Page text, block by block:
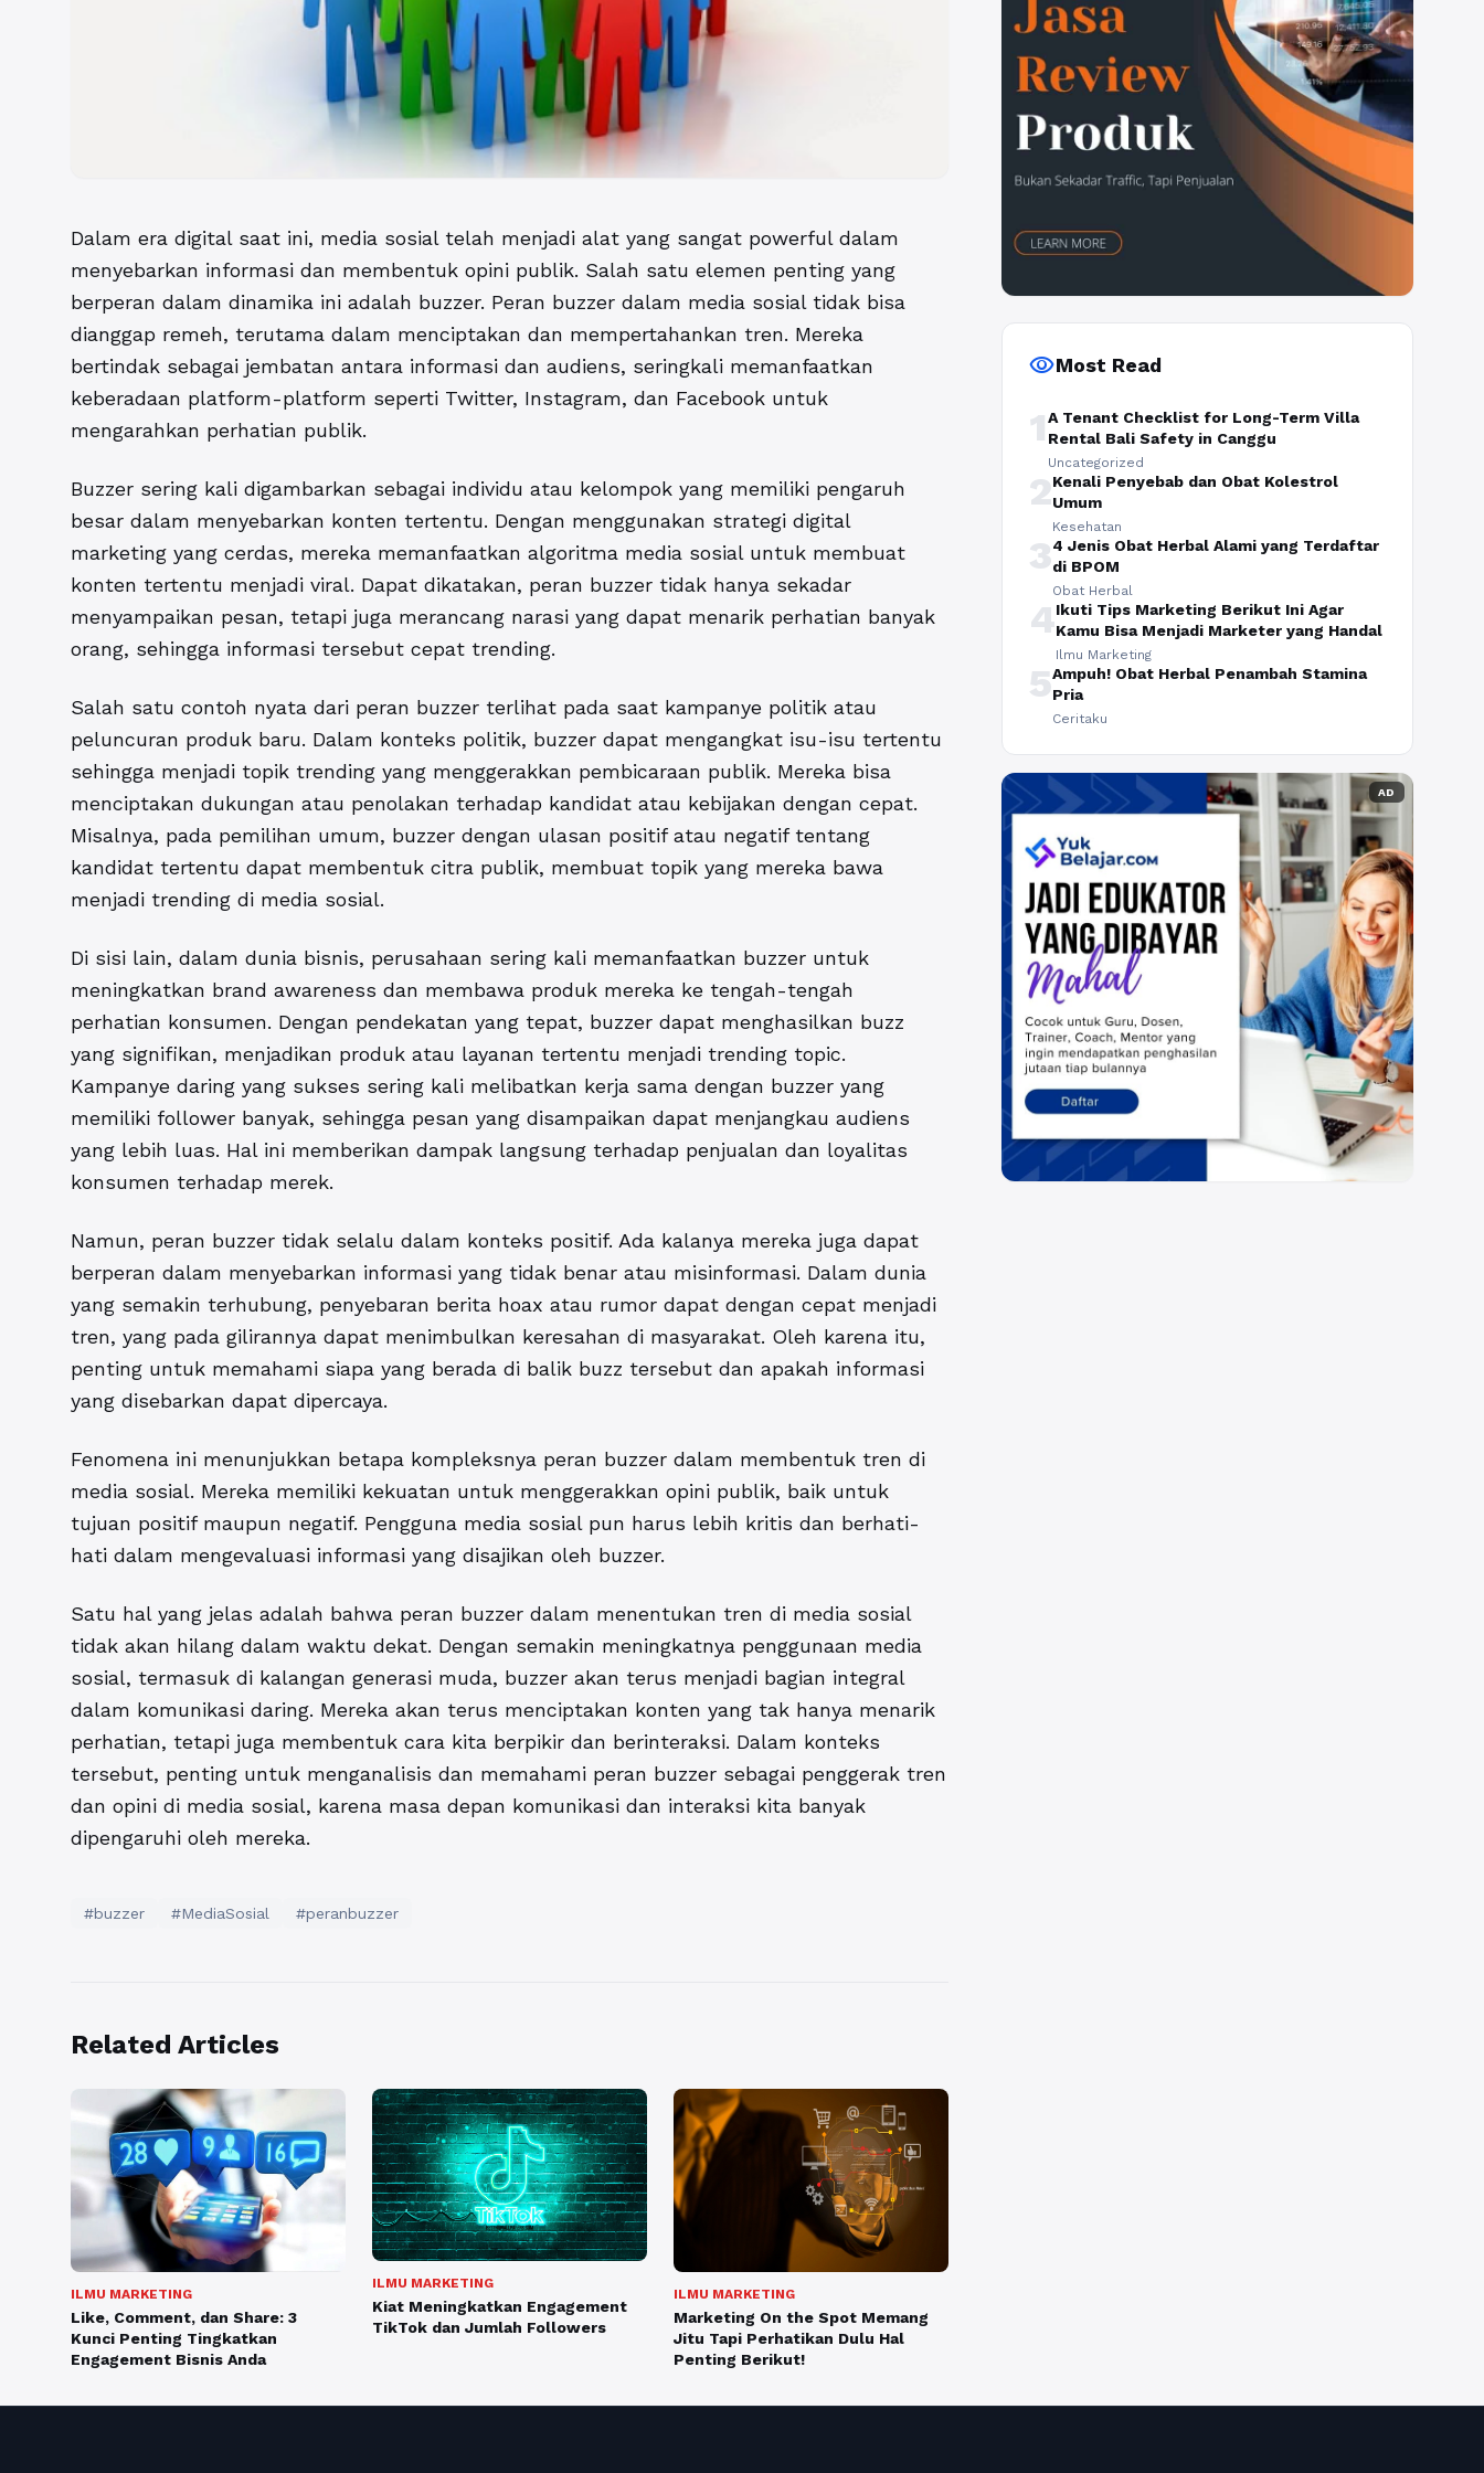
Dalam era digital saat ini, media sosial telah menjadi alat yang sangat powerful dalam
menyebarkan informasi dan membentuk opini publik. Salah satu elemen penting yang
berperan dalam dinamika ini adalah buzzer. Peran buzzer dalam media sosial tidak bisa
dianggap remeh, terutama dalam menciptakan dan mempertahankan tren. Mereka
bertindak sebagai jembatan antara informasi dan audiens, seringkali memanfaatkan
keberadaan platform-platform seperti Twitter, Instagram, dan Facebook untuk
mengarahkan perhatian publik.
Buzzer sering kali digambarkan sebagai individu atau kelompok yang memiliki pengaruh
besar dalam menyebarkan konten tertentu. Dengan menggunakan strategi digital
marketing yang cerdas, mereka memanfaatkan algoritma media sosial untuk membuat
konten tertentu menjadi viral. Dapat dikatakan, peran buzzer tidak hanya sekadar
menyampaikan pesan, tetapi juga merancang narasi yang dapat menarik perhatian banyak
orang, sehingga informasi tersebut cepat trending.
Salah satu contoh nyata dari peran buzzer terlihat pada saat kampanye politik atau
peluncuran produk baru. Dalam konteks politik, buzzer dapat mengangkat isu-isu tertentu
sehingga menjadi topik trending yang menggerakkan pembicaraan publik. Mereka bisa
menciptakan dukungan atau penolakan terhadap kandidat atau kebijakan dengan cepat.
Misalnya, pada pemilihan umum, buzzer dengan ulasan positif atau negatif tentang
kandidat tertentu dapat membentuk citra publik, membuat topik yang mereka bawa
menjadi trending di media sosial.
Di sisi lain, dalam dunia bisnis, perusahaan sering kali memanfaatkan buzzer untuk
meningkatkan brand awareness dan membawa produk mereka ke tengah-tengah
perhatian konsumen. Dengan pendekatan yang tepat, buzzer dapat menghasilkan buzz
yang signifikan, menjadikan produk atau layanan tertentu menjadi trending topic.
Kampanye daring yang sukses sering kali melibatkan kerja sama dengan buzzer yang
memiliki follower banyak, sehingga pesan yang disampaikan dapat menjangkau audiens
yang lebih luas. Hal ini memberikan dampak langsung terhadap penjualan dan loyalitas
konsumen terhadap merek.
Namun, peran buzzer tidak selalu dalam konteks positif. Ada kalanya mereka juga dapat
berperan dalam menyebarkan informasi yang tidak benar atau misinformasi. Dalam dunia
yang semakin terhubung, penyebaran berita hoax atau rumor dapat dengan cepat menjadi
tren, yang pada gilirannya dapat menimbulkan keresahan di masyarakat. Oleh karena itu,
penting untuk memahami siapa yang berada di balik buzz tersebut dan apakah informasi
yang disebarkan dapat dipercaya.
Fenomena ini menunjukkan betapa kompleksnya peran buzzer dalam membentuk tren di
media sosial. Mereka memiliki kekuatan untuk menggerakkan opini publik, baik untuk
tujuan positif maupun negatif. Pengguna media sosial pun harus lebih kritis dan berhati-
hati dalam mengevaluasi informasi yang disajikan oleh buzzer.
Satu hal yang jelas adalah bahwa peran buzzer dalam menentukan tren di media sosial
tidak akan hilang dalam waktu dekat. Dengan semakin meningkatnya penggunaan media
sosial, termasuk di kalangan generasi muda, buzzer akan terus menjadi bagian integral
dalam komunikasi daring. Mereka akan terus menciptakan konten yang tak hanya menarik
perhatian, tetapi juga membentuk cara kita berpikir dan berinteraksi. Dalam konteks
tersebut, penting untuk menganalisis dan memahami peran buzzer sebagai penggerak tren
dan opini di media sosial, karena masa depan komunikasi dan interaksi kita banyak
dipengaruhi oleh mereka.
#buzzer #MediaSosial #peranbuzzer
Related Articles
ILMU MARKETING
Like, Comment, dan Share: 3
Kunci Penting Tingkatkan
Engagement Bisnis Anda
ILMU MARKETING
Kiat Meningkatkan Engagement
TikTok dan Jumlah Followers
ILMU MARKETING
Marketing On the Spot Memang
Jitu Tapi Perhatikan Dulu Hal
Penting Berikut!
visibilityMost Read
1A Tenant Checklist for Long-Term Villa
Rental Bali Safety in Canggu
Uncategorized
2Kenali Penyebab dan Obat Kolestrol
Umum
Kesehatan
34 Jenis Obat Herbal Alami yang Terdaftar
di BPOM
Obat Herbal
4Ikuti Tips Marketing Berikut Ini Agar
Kamu Bisa Menjadi Marketer yang Handal
Ilmu Marketing
5Ampuh! Obat Herbal Penambah Stamina
Pria
Ceritaku
AD